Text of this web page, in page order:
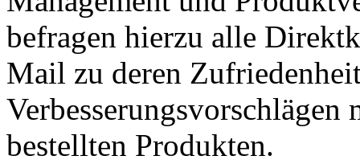
befragen hierzu alle
Mail zu deren
bestellten Produkten.